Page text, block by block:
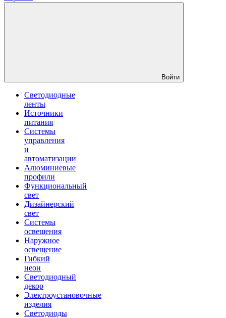
Войти
Светодиодные
ленты
Источники
питания
Системы
управления
и
автоматизации
Алюминиевые
профили
Функциональный
свет
Дизайнерский
свет
Системы
освещения
Наружное
освещение
Гибкий
неон
Светодиодный
декор
Электроустановочные
изделия
Светодиоды